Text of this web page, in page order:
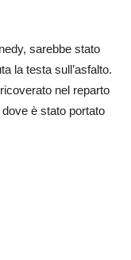
sarebbe stato
la testa sull’asfalto.
nel reparto
è stato portato